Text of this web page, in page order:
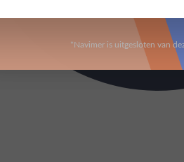
*Navimer is uitgesloten van